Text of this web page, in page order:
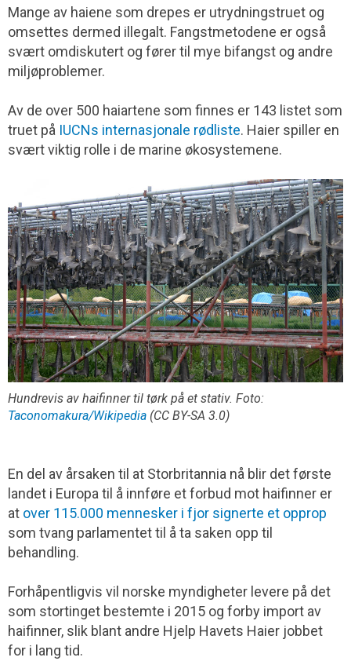
Mange av haiene som drepes er utrydningstruet og
omsettes dermed illegalt. Fangstmetodene er også
svært omdiskutert og fører til mye bifangst og andre
miljøproblemer.
Av de over 500 haiartene som finnes er 143 listet som
truet på IUCNs internasjonale rødliste. Haier spiller en
svært viktig rolle i de marine økosystemene.
Hundrevis av haifinner til tørk på et stativ. Foto:
Taconomakura/Wikipedia (CC BY-SA 3.0)
En del av årsaken til at Storbritannia nå blir det første
landet i Europa til å innføre et forbud mot haifinner er
at over 115.000 mennesker i fjor signerte et opprop
som tvang parlamentet til å ta saken opp til
behandling.
Forhåpentligvis vil norske myndigheter levere på det
som stortinget bestemte i 2015 og forby import av
haifinner, slik blant andre Hjelp Havets Haier jobbet
for i lang tid.